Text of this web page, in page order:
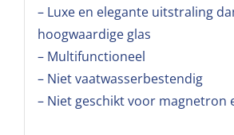
– Luxe en elegante uitstraling
hoogwaardige glas
– Multifunctioneel
– Niet vaatwasserbestendig
– Niet geschikt voor magnetron